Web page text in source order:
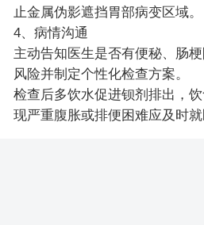
止金属伪影遮挡胃部病变区域。
4、病情沟通
主动告知医生是否有便秘、肠
风险并制定个性化检查方案。
检查后多饮水促进钡剂排出，
现严重腹胀或排便困难应及时就